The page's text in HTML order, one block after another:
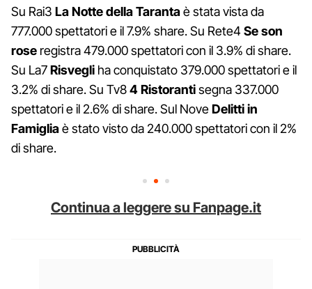
Su Rai3 La Notte della Tarantaè stata vista da
777.000 spettatori e il 7.9% share. Su Rete4Se son
rose registra 479.000 spettatori con il 3.9% di share.
Su La7Risvegli ha conquistato 379.000 spettatori e il
3.2% di share. Su Tv84 Ristorantisegna 337.000
spettatori e il 2.6% di share. Sul NoveDelitti in
Famigliaè stato visto da 240.000 spettatori con il 2%
di share.
Continua a leggere su Fanpage.it